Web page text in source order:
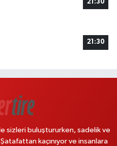
21:30
21:30
sizleri buluştururken, sadelik ve
kaçınıyor ve insanlara